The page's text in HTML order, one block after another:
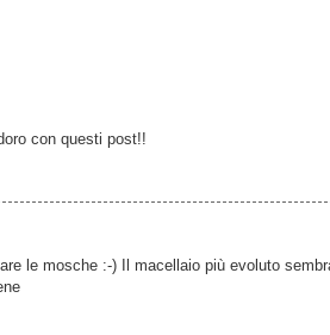
con questi post!!
le mosche :-) Il macellaio più evoluto